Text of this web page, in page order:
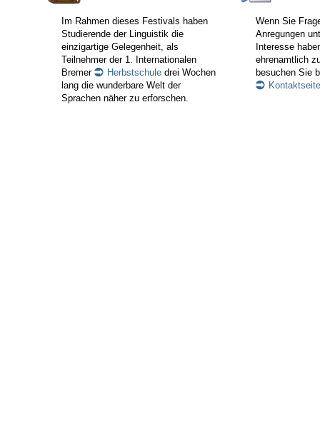
Im Rahmen dieses Festivals haben
Studierende der Linguistik die
einzigartige Gelegenheit, als
Teilnehmer der 1. Internationalen
Bremer
Herbstschule drei Wochen
lang die wunderbare Welt der
Sprachen näher zu erforschen.
Wenn Sie
Anregungen
Interesse
ehrenamtlich
besuchen Sie
Kontaktseite